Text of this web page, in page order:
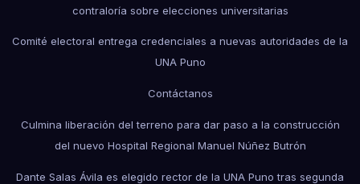
contraloría sobre elecciones universitarias
Comité electoral entrega credenciales a nuevas autoridades de la
UNA Puno
Contáctanos
Culmina liberación del terreno para dar paso a la construcción
del nuevo Hospital Regional Manuel Núñez Butrón
Dante Salas Ávila es elegido rector de la UNA Puno tras segunda